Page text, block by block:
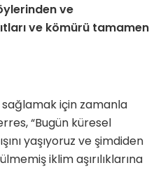
ve
ve kömürü tamamen
sağlamak için zamanla
“Bugün küresel
yaşıyoruz ve şimdiden
iklim aşırılıklarına